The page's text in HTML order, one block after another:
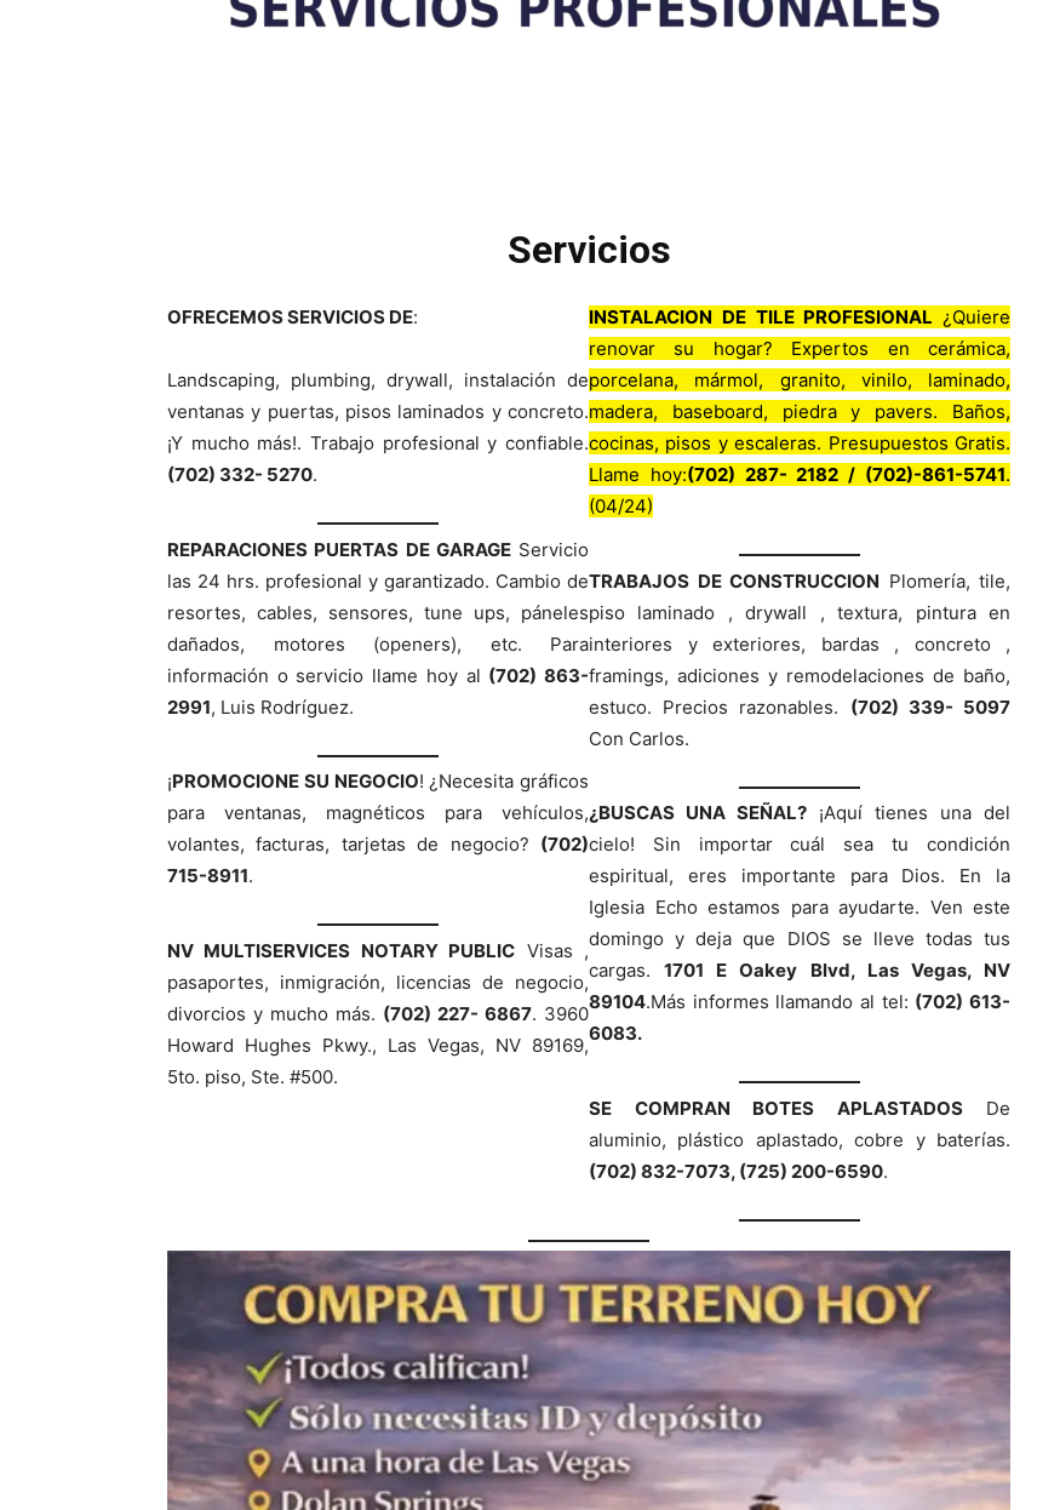
Servicios
OFRECEMOS SERVICIOS DE:
Landscaping, plumbing, drywall, instalación de
ventanas y puertas, pisos laminados y concreto.
¡Y mucho más!. Trabajo profesional y confiable.
(702) 332- 5270.
REPARACIONES PUERTAS DE GARAGEServicio
las 24 hrs. profesional y garantizado. Cambio de
resortes, cables, sensores, tune ups, páneles
dañados, motores (openers), etc. Para
información o servicio llame hoy al (702) 863-
2991, Luis Rodríguez.
¡PROMOCIONE SU NEGOCIO! ¿Necesita gráficos
para ventanas, magnéticos para vehículos,
volantes, facturas, tarjetas de negocio? (702)
715-8911.
NV MULTISERVICES NOTARY PUBLIC Visas ,
pasaportes, inmigración, licencias de negocio,
divorcios y mucho más. (702) 227- 6867. 3960
Howard Hughes Pkwy., Las Vegas, NV 89169,
5to. piso, Ste. #500.
INSTALACION DE TILE PROFESIONAL ¿Quiere
renovar su hogar? Expertos en cerámica,
porcelana, mármol, granito, vinilo, laminado,
madera, baseboard, piedra y pavers. Baños,
cocinas, pisos y escaleras. Presupuestos Gratis.
Llame hoy:(702) 287- 2182 / (702)-861-5741.
(04/24)
TRABAJOS DE CONSTRUCCION Plomería, tile,
piso laminado , drywall , textura, pintura en
interiores y exteriores, bardas , concreto ,
framings, adiciones y remodelaciones de baño,
estuco. Precios razonables. (702) 339- 5097
Con Carlos.
¿BUSCAS UNA SEÑAL? ¡Aquí tienes una del
cielo! Sin importar cuál sea tu condición
espiritual, eres importante para Dios. En la
Iglesia Echo estamos para ayudarte. Ven este
domingo y deja que DIOS se lleve todas tus
cargas.1701 E Oakey Blvd, Las Vegas, NV
89104.Más informes llamando al tel: (702) 613-
6083.
SE COMPRAN BOTES APLASTADOSDe
aluminio, plástico aplastado, cobre y baterías.
(702) 832-7073, (725) 200-6590.